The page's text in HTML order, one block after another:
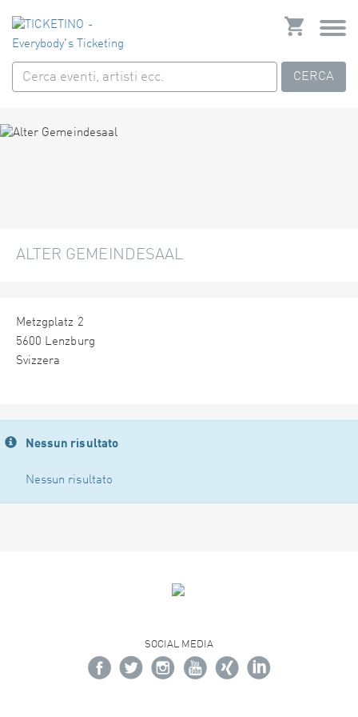
CERCA
ALTER GEMEINDESAAL
Metzgplatz 2
5600 Lenzburg
Svizzera
Nessun risultato
Nessun risultato
SOCIAL MEDIA